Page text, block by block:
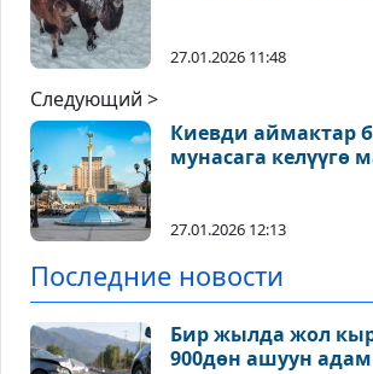
27.01.2026 11:48
Следующий >
Киевди аймактар
27.01.2026 12:13
Последние новости
Бир жылда жол
900дөн ашуун